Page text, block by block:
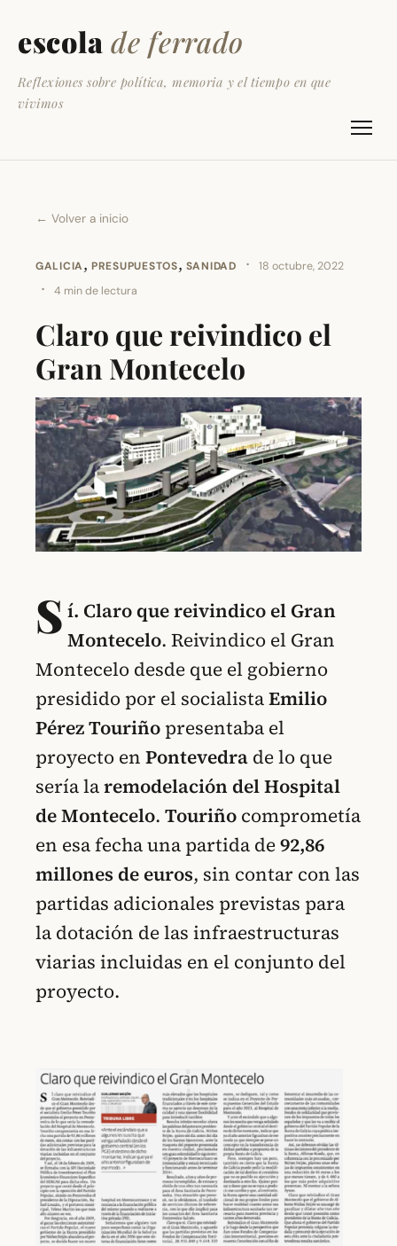
escola de ferrado
Reflexiones sobre política, memoria y el tiempo en que
vivimos
← Volver a inicio
GALICIA,PRESUPUESTOS, SANIDAD · 18 octubre, 2022
· 4 min de lectura
Claro que reivindico el
Gran Montecelo
S í. Claro que reivindico el Gran
Montecelo. Reivindico el Gran
Montecelo desde que el gobierno
presidido por el socialistaEmilio
Pérez Touriño presentaba el
proyecto en Pontevedra de lo que
sería laremodelación del Hospital
de Montecelo. Touriño comprometía
en esa fecha una partida de92,86
millones de euros, sin contar con las
partidas adicionales previstas para
la dotación de las infraestructuras
viarias incluidas en el conjunto del
proyecto.